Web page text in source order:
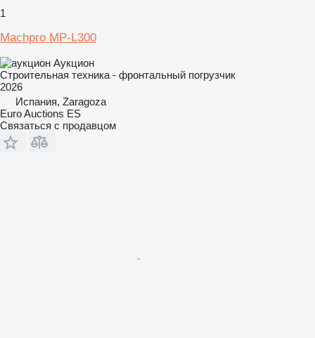
1
Machpro MP-L300
Аукцион
Строительная техника - фронтальный погрузчик
2026
Испания, Zaragoza
Euro Auctions ES
Связаться с продавцом